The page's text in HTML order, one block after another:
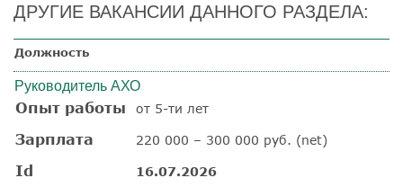
ДРУГИЕ ВАКАНСИИ ДАННОГО РАЗДЕЛА:
Должность
Руководитель АХО
Опыт работы от 5-ти лет
Зарплата 220 000 – 300 000 руб. (net)
Id 16.07.2026